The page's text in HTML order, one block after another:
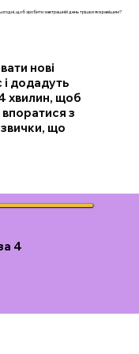
щоб зробити завтрашній день трішки яскравішим?
нові
і додадуть
хвилин, щоб
з
що
4